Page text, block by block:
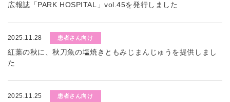
広報誌「PARK HOSPITAL」vol.45を発行しました
2025.11.28 患者さん向け
紅葉の秋に、秋刀魚の塩焼きともみじまんじゅうを提供しまし
た
2025.11.25 患者さん向け